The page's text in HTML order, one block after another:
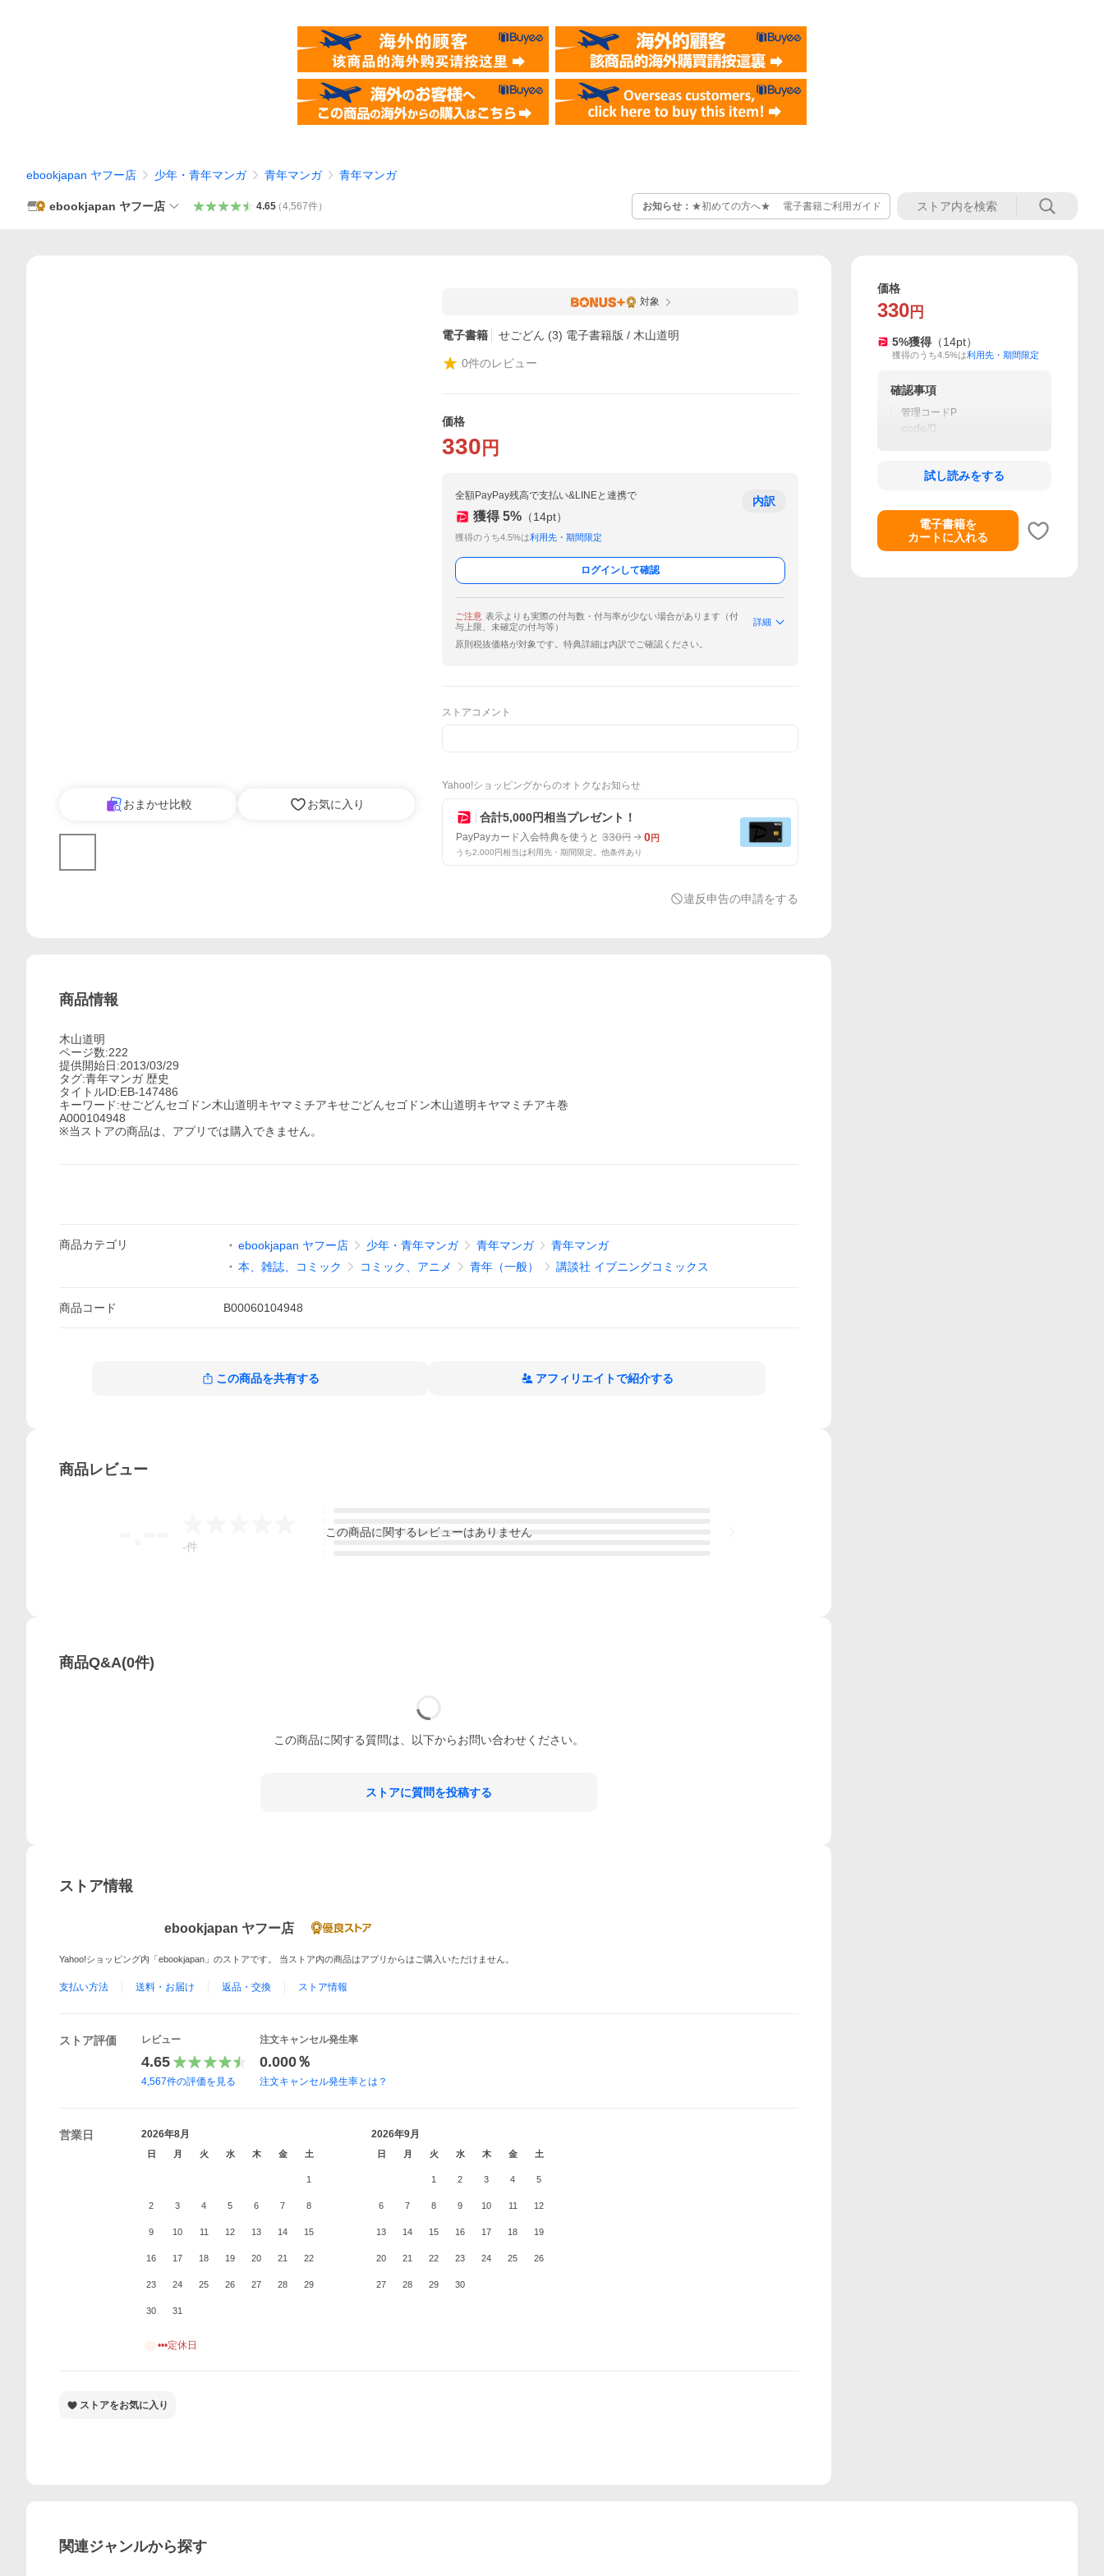
ebookjapan ヤフー店 少年・青年マンガ 青年マンガ 青年マンガ
ebookjapan ヤフー店 4.65（4,567件） お知らせ： ★初めての方へ★ 電子書籍ご利用ガイド
おまかせ比較 お気に入り
対象
電子書籍 せごどん (3) 電子書籍版 / 木山道明
0件のレビュー
価格
330 円
全額PayPay残高で支払い&LINEと連携で
獲得 5% （14pt）
獲得のうち4.5%は利用先・期間限定
内訳
ログインして確認
ご注意 表示よりも実際の付与数・付与率が少ない場合があります（付
与上限、未確定の付与等）
詳細
原則税抜価格が対象です。特典詳細は内訳でご確認ください。
ストアコメント
Yahoo!ショッピングからのオトクなお知らせ
合計5,000円相当プレゼント！
PayPayカード入会特典を使うと 330円 0円
うち2,000円相当は利用先・期間限定。他条件あり
違反申告の申請をする
商品情報
木山道明
ページ数:222
提供開始日:2013/03/29
タグ:青年マンガ 歴史
タイトルID:EB-147486
キーワード:せごどんセゴドン木山道明キヤマミチアキせごどんセゴドン木山道明キヤマミチアキ巻
A000104948
※当ストアの商品は、アプリでは購入できません。
商品カテゴリ ebookjapan ヤフー店 少年・青年マンガ 青年マンガ
青年マンガ
本、雑誌、コミック
コミック、アニメ 青年（一般） 講談社 イブニングコミックス
商品コード B00060104948
この商品を共有する アフィリエイトで紹介する
商品レビュー
-件
この商品に関するレビューはありません
商品Q&A(0件)
この商品に関する質問は、以下からお問い合わせください。
ストアに質問を投稿する
ストア情報
ebookjapan ヤフー店
Yahoo!ショッピング内「ebookjapan」のストアです。 当ストア内の商品はアプリからはご購入いただけません。
支払い方法 送料・お届け 返品・交換 ストア情報
ストア評価 レビュー
4.65
4,567件の評価を見る
注文キャンセル発生率
0.000％
注文キャンセル発生率とは？
営業日 2026年8月
日 月 火 水 木 金 土
1
2 3 4 5 6 7 8
9 10 11 12 13 14 15
16 17 18 19 20 21 22
23 24 25 26 27 28 29
30 31
2026年9月
日 月 火 水 木 金 土
1 2 3 4 5
6 7 8 9 10 11 12
13 14 15 16 17 18 19
20 21 22 23 24 25 26
27 28 29 30
•••定休日
ストアをお気に入り
価格
330 円
5%獲得 （14pt）
獲得のうち4.5%は利用先・期間限定
確認事項
管理コードP
code/0
試し読みをする
電子書籍を
カートに入れる
関連ジャンルから探す